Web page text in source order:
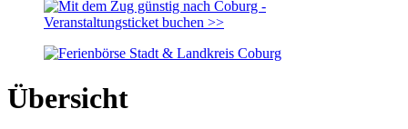
Übersicht